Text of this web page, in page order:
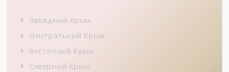
Западный Крым.
Центральный Крым.
Восточный Крым.
Северный Крым.